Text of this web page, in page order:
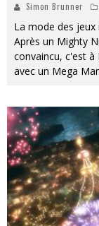
Simon Brunner
La mode des
Après un Mighty
convaincu, c'est à
avec un Mega